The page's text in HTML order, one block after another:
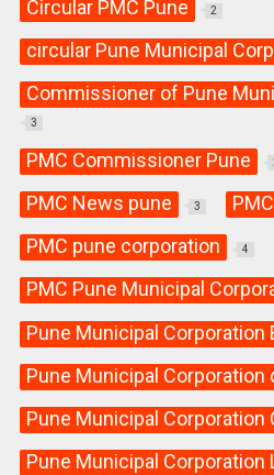
Circular PMC Pune 2
circular Pune Municipal
Commissioner of Pune
3
PMC Commissioner Pune
PMC News pune 3
PMC pune corporation 4
PMC Pune Municipal
Pune Municipal Corporation
Pune Municipal Corporation
Pune Municipal
Pune Municipal Corporation